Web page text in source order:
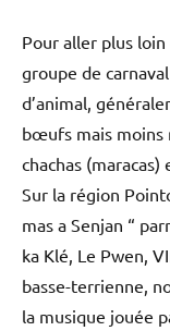
Pour aller plus
groupe de
d’animal,
bœufs mais moins
chachas
Sur la région
mas a Senjan “
ka Klé, Le Pwen,
basse-terrienne,
la musique jouée